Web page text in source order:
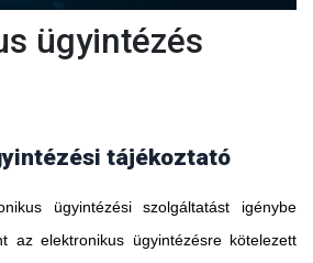
ügyintézés
tájékoztató
ügyintézési szolgáltatást igénybe
az elektronikus ügyintézésre kötelezett